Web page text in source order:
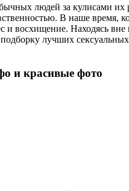
людей за кулисами
В наше
восхищение. Находясь вне
лучших
и красивые фото